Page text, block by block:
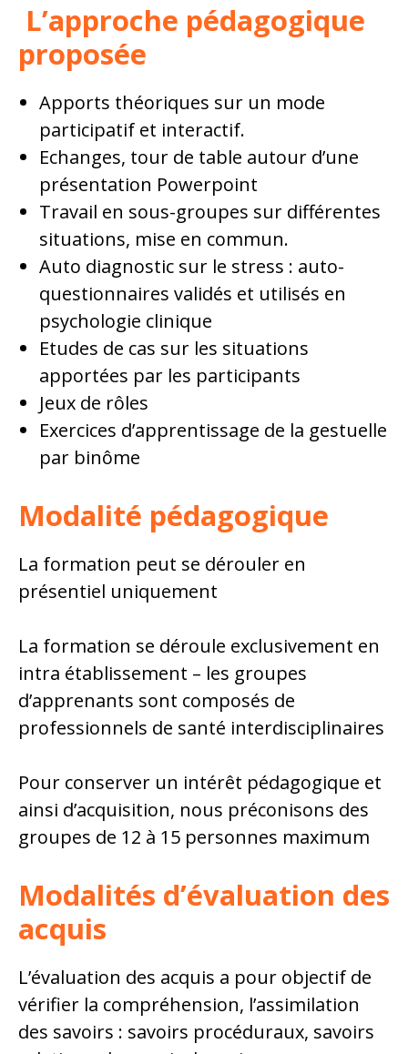
L’approche pédagogique
proposée
Apports théoriques sur un mode
participatif et interactif.
Echanges, tour de table autour d’une
présentation Powerpoint
Travail en sous-groupes sur différentes
situations, mise en commun.
Auto diagnostic sur le stress : auto-
questionnaires validés et utilisés en
psychologie clinique
Etudes de cas sur les situations
apportées par les participants
Jeux de rôles
Exercices d’apprentissage de la gestuelle
par binôme
Modalité pédagogique
La formation peut se dérouler en
présentiel uniquement
La formation se déroule exclusivement en
intra établissement – les groupes
d’apprenants sont composés de
professionnels de santé interdisciplinaires
Pour conserver un intérêt pédagogique et
ainsi d’acquisition, nous préconisons des
groupes de 12 à 15 personnes maximum
Modalités d’évaluation des
acquis
L’évaluation des acquis a pour objectif de
vérifier la compréhension, l’assimilation
des savoirs : savoirs procéduraux, savoirs